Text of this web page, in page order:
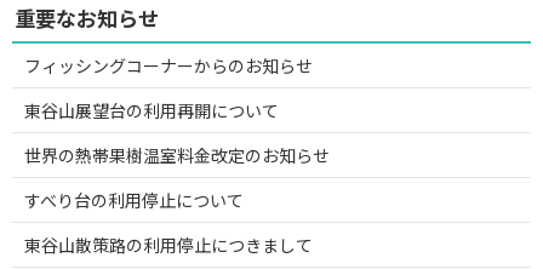
重要なお知らせ
フィッシングコーナーからのお知らせ
東谷山展望台の利用再開について
世界の熱帯果樹温室料金改定のお知らせ
すべり台の利用停止について
東谷山散策路の利用停止につきまして